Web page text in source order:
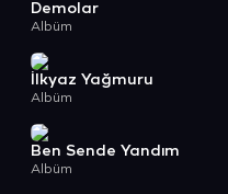
Demolar
Albüm
İlkyaz Yağmuru
Albüm
Ben Sende Yandım
Albüm